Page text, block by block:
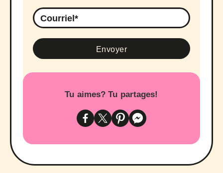
Tu aimes? Tu partages!